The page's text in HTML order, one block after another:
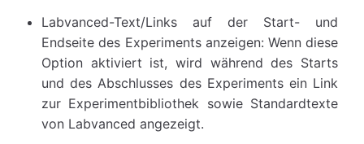
Labvanced-Text/Links auf der Start- und
Endseite des Experiments anzeigen: Wenn diese
Option aktiviert ist, wird während des Starts
und des Abschlusses des Experiments ein Link
zur Experimentbibliothek sowie Standardtexte
von Labvanced angezeigt.